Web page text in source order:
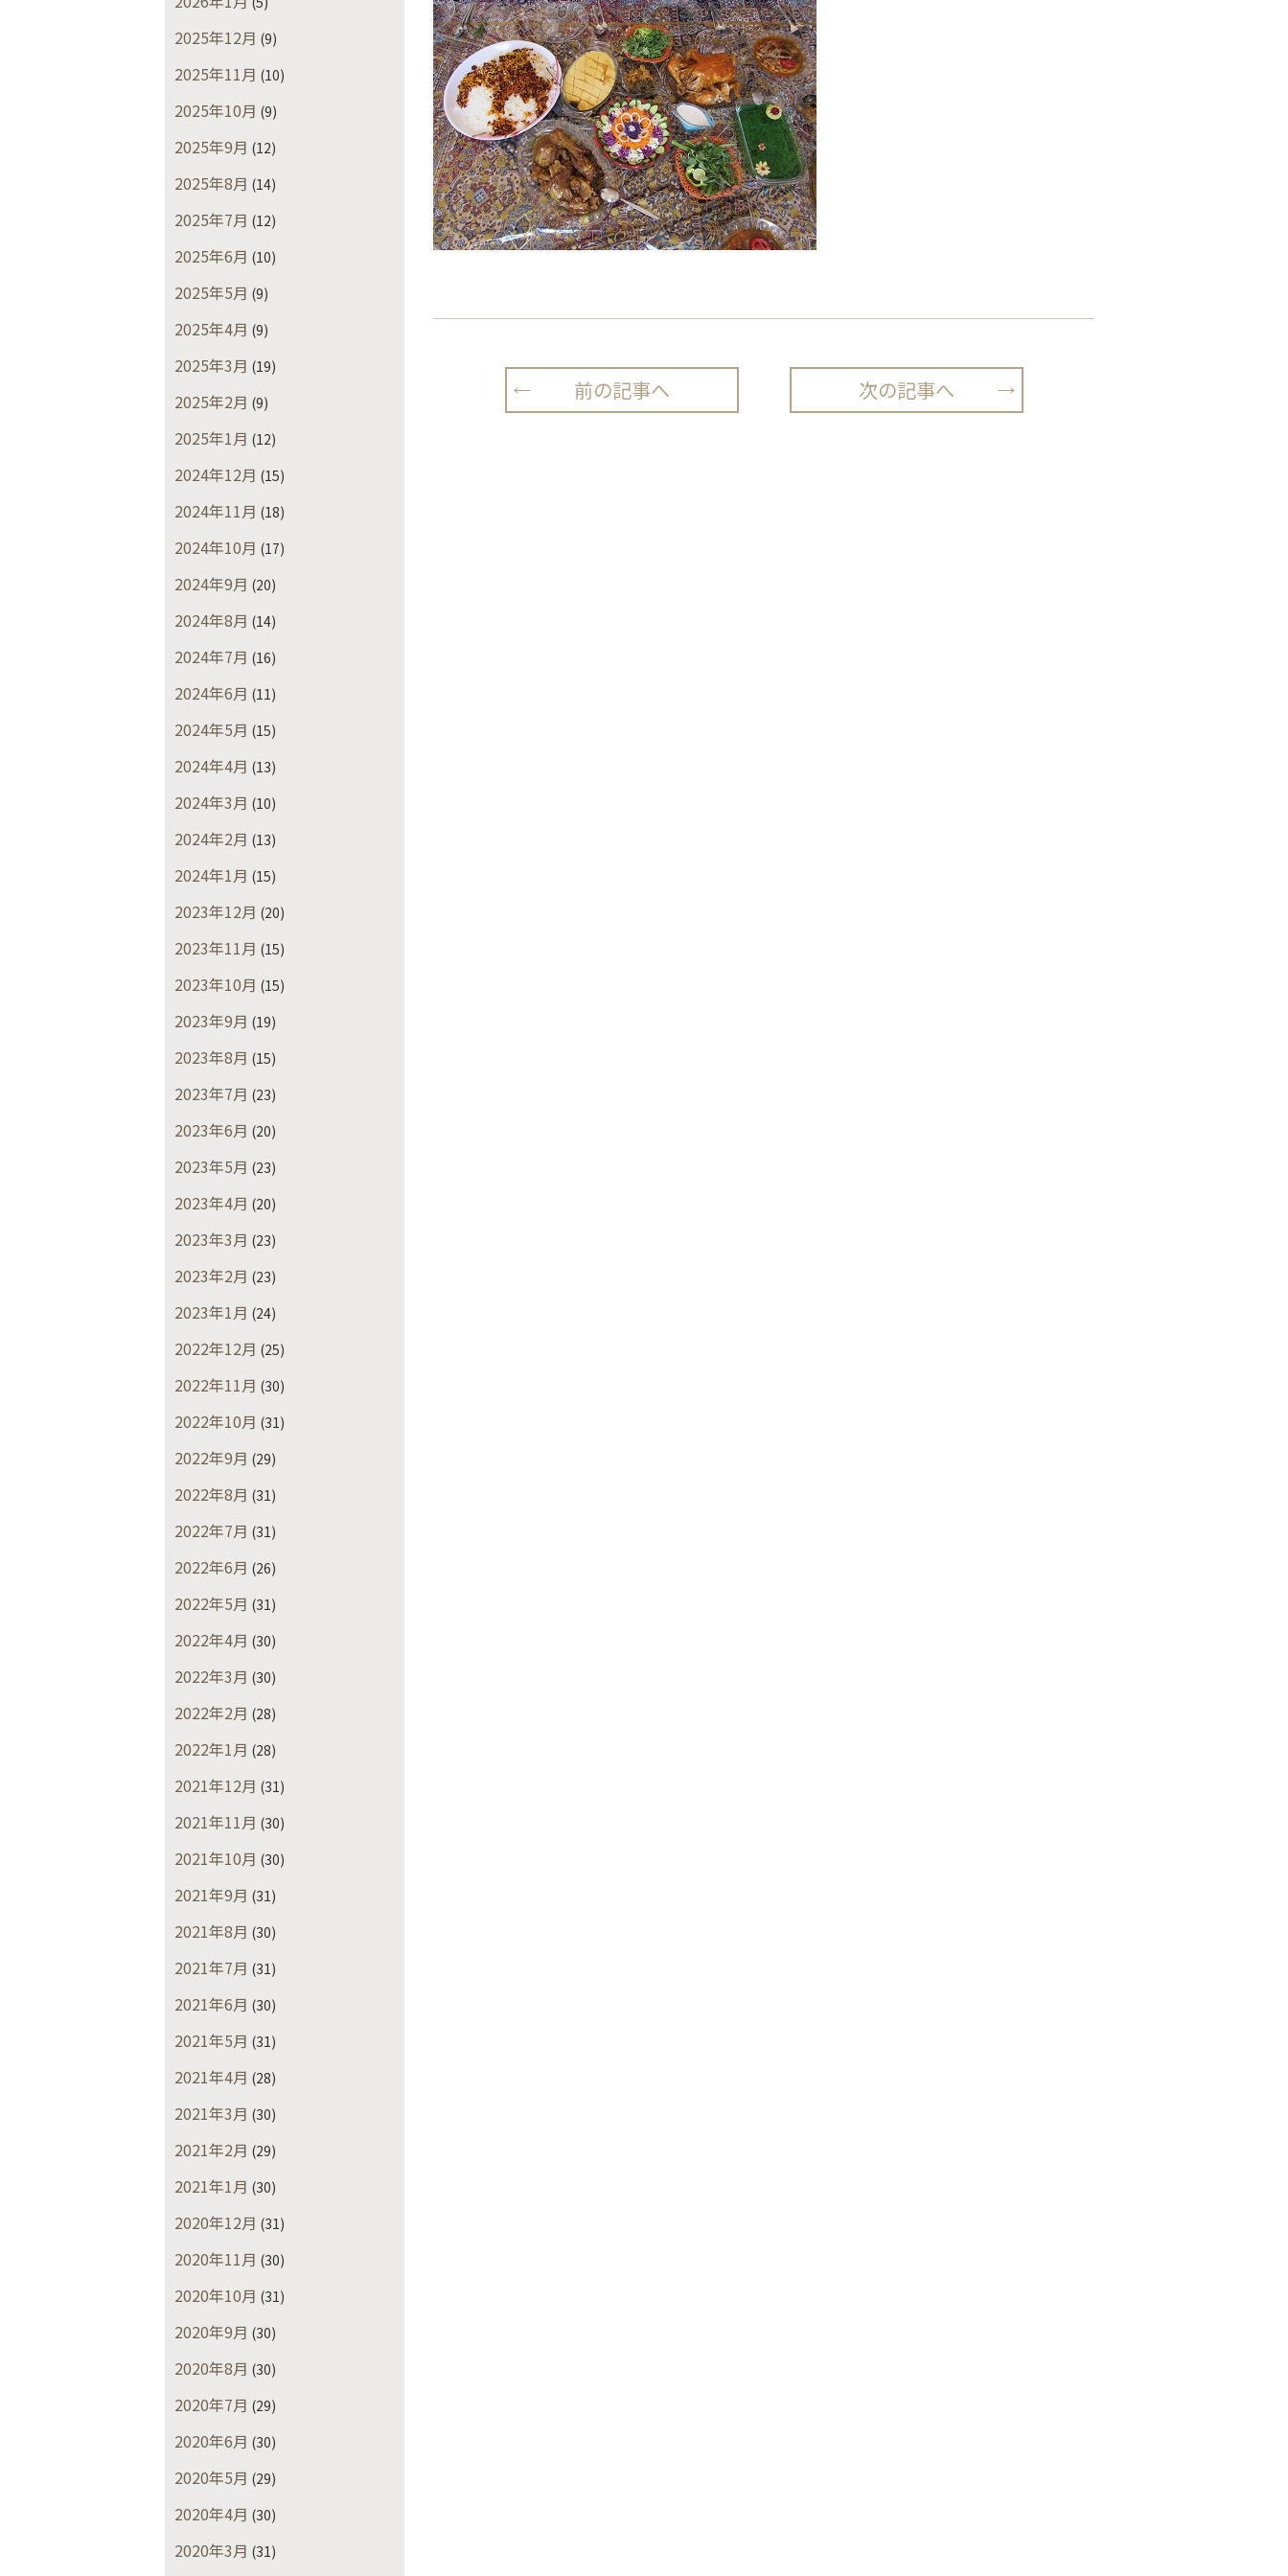
2025年12月 (9)
2025年11月 (10)
2025年10月 (9)
2025年9月 (12)
2025年8月 (14)
2025年7月 (12)
2025年6月 (10)
2025年5月 (9)
2025年4月 (9)
2025年3月 (19)
2025年2月 (9)
2025年1月 (12)
2024年12月 (15)
2024年11月 (18)
2024年10月 (17)
2024年9月 (20)
2024年8月 (14)
2024年7月 (16)
2024年6月 (11)
2024年5月 (15)
2024年4月 (13)
2024年3月 (10)
2024年2月 (13)
2024年1月 (15)
2023年12月 (20)
2023年11月 (15)
2023年10月 (15)
2023年9月 (19)
2023年8月 (15)
2023年7月 (23)
2023年6月 (20)
2023年5月 (23)
2023年4月 (20)
2023年3月 (23)
2023年2月 (23)
2023年1月 (24)
2022年12月 (25)
2022年11月 (30)
2022年10月 (31)
2022年9月 (29)
2022年8月 (31)
2022年7月 (31)
2022年6月 (26)
2022年5月 (31)
2022年4月 (30)
2022年3月 (30)
2022年2月 (28)
2022年1月 (28)
2021年12月 (31)
2021年11月 (30)
2021年10月 (30)
2021年9月 (31)
2021年8月 (30)
2021年7月 (31)
2021年6月 (30)
2021年5月 (31)
2021年4月 (28)
2021年3月 (30)
2021年2月 (29)
2021年1月 (30)
2020年12月 (31)
2020年11月 (30)
2020年10月 (31)
2020年9月 (30)
2020年8月 (30)
2020年7月 (29)
2020年6月 (30)
2020年5月 (29)
2020年4月 (30)
2020年3月 (31)
前の記事へ 次の記事へ